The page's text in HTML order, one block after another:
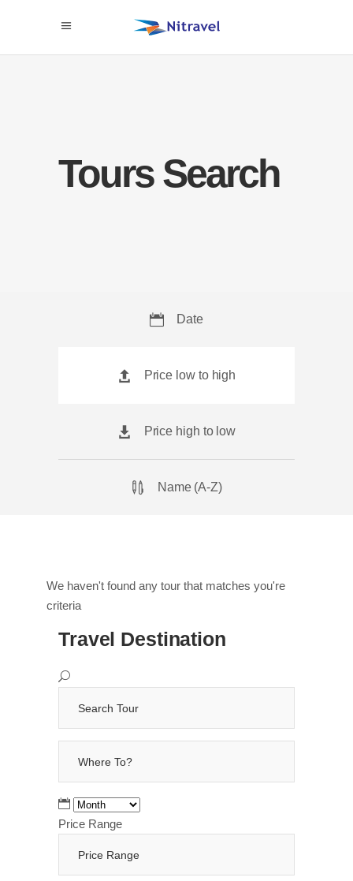
Tours Search
Date
Price low to high
Price high to low
Name (A-Z)
We haven't found any tour that matches you're
criteria
Travel Destination
Price Range